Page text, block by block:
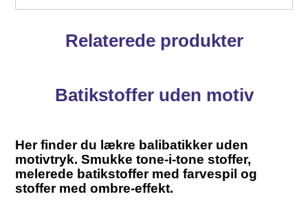
Relaterede produkter
Batikstoffer uden motiv
Her finder du lækre balibatikker uden
motivtryk. Smukke tone-i-tone stoffer,
melerede batikstoffer med farvespil og
stoffer med ombre-effekt.